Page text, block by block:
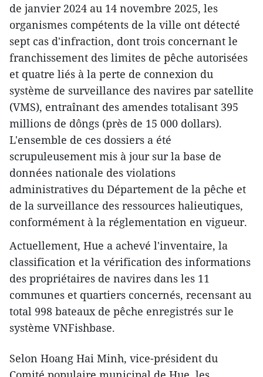
de janvier 2024 au 14 novembre 2025, les
organismes compétents de la ville ont détecté
sept cas d'infraction, dont trois concernant le
franchissement des limites de pêche autorisées
et quatre liés à la perte de connexion du
système de surveillance des navires par satellite
(VMS), entraînant des amendes totalisant 395
millions de dôngs (près de 15 000 dollars).
L'ensemble de ces dossiers a été
scrupuleusement mis à jour sur la base de
données nationale des violations
administratives du Département de la pêche et
de la surveillance des ressources halieutiques,
conformément à la réglementation en vigueur.
Actuellement, Hue a achevé l'inventaire, la
classification et la vérification des informations
des propriétaires de navires dans les 11
communes et quartiers concernés, recensant au
total 998 bateaux de pêche enregistrés sur le
système VNFishbase.
Selon Hoang Hai Minh, vice-président du